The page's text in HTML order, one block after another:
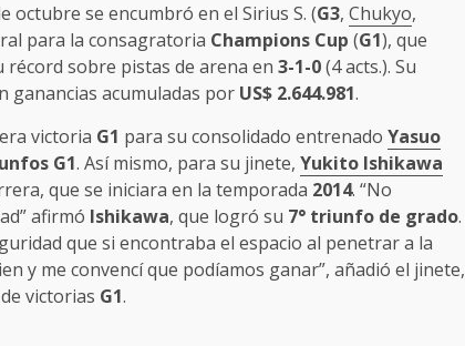
octubre se encumbró en el Sirius S. (G3, Chukyo,
para la consagratoria Champions Cup (G1), que
sobre pistas de arena en 3-1-0(4 acts.). Su
ganancias acumuladas por US$ 2.644.981.
victoria G1 para su consolidado entrenado Yasuo
G1. Así mismo, para su jinete, Yukito Ishikawa
que se iniciara en la temporada 2014. “No
afirmó Ishikawa, que logró su 7° triunfo de grado.
que si encontraba el espacio al penetrar a la
y me convencí que podíamos ganar”, añadió el jinete,
victorias G1.